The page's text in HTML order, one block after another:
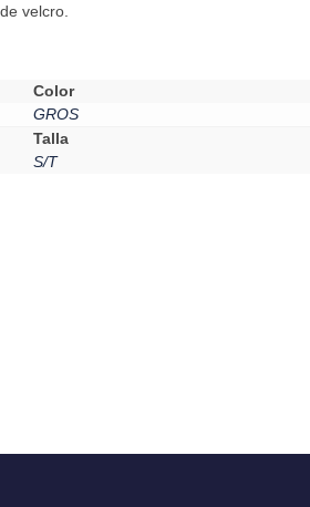
de velcro.
Color
GROS
Talla
S/T